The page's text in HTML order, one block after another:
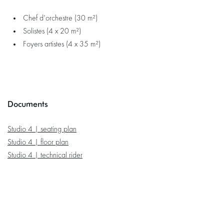
Chef d'orchestre (30 m²)
Solistes (4 x 20 m²)
Foyers artistes (4 x 35 m²)
Documents
Studio 4 | seating plan
Studio 4 | floor plan
Studio 4 | technical rider